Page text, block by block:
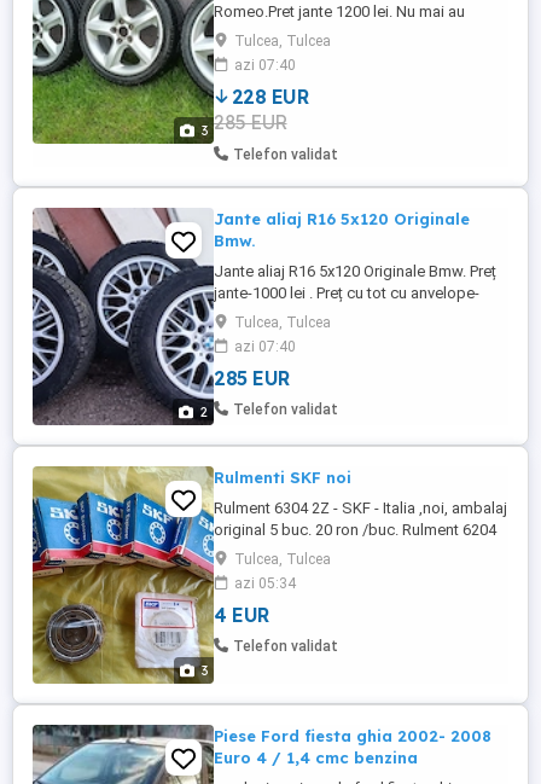
3
Romeo.Pret jante 1200 lei. Nu mai au
anvelope. Detalii la 075trei646doi65.
Locație județ Tulcea.
Tulcea, Tulcea
azi 07:40
228 EUR
285 EUR
Telefon validat
2
Jante aliaj R16 5x120 Originale
Bmw.
Jante aliaj R16 5x120 Originale Bmw. Preț
jante-1000 lei . Preț cu tot cu anvelope-
1500 lei.Detalii la 075trei646doi65. Locație
județ Tulcea.
Tulcea, Tulcea
azi 07:40
285 EUR
Telefon validat
3
Rulmenti SKF noi
Rulment 6304 2Z - SKF - Italia ,noi, ambalaj
original 5 buc. 20 ron /buc. Rulment 6204
2Z - SKF - Italia nou, fara ambalaj original
1 buc 15 ron Bonus pentru tot lotul ,
rulment 6202 2Z - ...
Tulcea, Tulcea
azi 05:34
4 EUR
Telefon validat
Piese Ford fiesta ghia 2002- 2008
Euro 4 / 1,4 cmc benzina